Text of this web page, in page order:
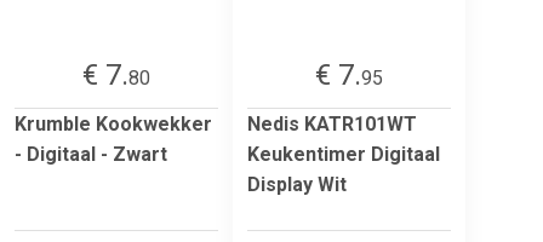
€ 7.80
Krumble Kookwekker
- Digitaal - Zwart
€ 7.95
Nedis KATR101WT
Keukentimer Digitaal
Display Wit